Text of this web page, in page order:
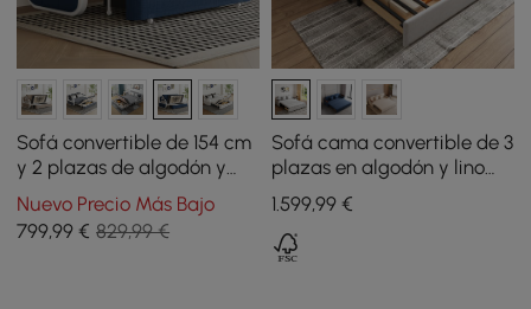
Sofá convertible de 154 cm
y 2 plazas de algodón y
lino con almacenamiento
Nuevo Precio Más Bajo
799,99 € 829,99 €
Sofá cama convertible de 3
plazas en algodón y lino
con almacenaje y puertos
de carga - gris claro
1.599,99€